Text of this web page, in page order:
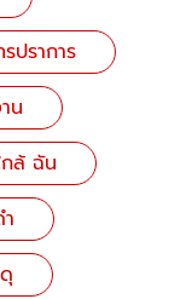
ปราการ
น
ล้ ฉัน